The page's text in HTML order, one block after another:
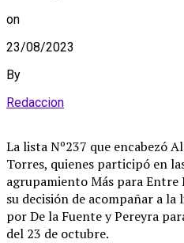
on
23/08/2023
By
Redaccion
La lista Nº237 que encabezó
Torres, quienes participó en
agrupamiento Más para
su decisión de acompañar a la
por De la Fuente y Pereyra
del 23 de octubre.